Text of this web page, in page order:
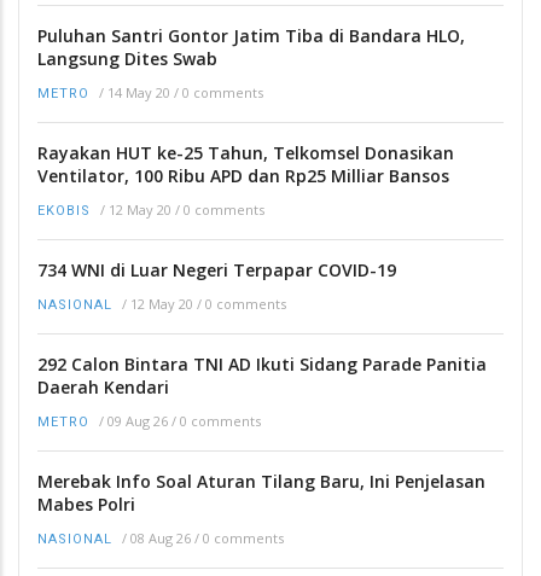
Puluhan Santri Gontor Jatim Tiba di Bandara HLO,
Langsung Dites Swab
METRO / 14 May 20 / 0 comments
Rayakan HUT ke-25 Tahun, Telkomsel Donasikan
Ventilator, 100 Ribu APD dan Rp25 Milliar Bansos
EKOBIS / 12 May 20 / 0 comments
734 WNI di Luar Negeri Terpapar COVID-19
NASIONAL / 12 May 20 / 0 comments
292 Calon Bintara TNI AD Ikuti Sidang Parade Panitia
Daerah Kendari
METRO / 09 Aug 26 / 0 comments
Merebak Info Soal Aturan Tilang Baru, Ini Penjelasan
Mabes Polri
NASIONAL / 08 Aug 26 / 0 comments